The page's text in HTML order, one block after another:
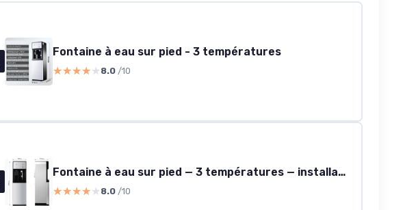
Fontaine à eau sur pied - 3 températures
★★★★★
★★★★★ 8.0 /10
Fontaine à eau sur pied — 3 températures — installation rapide
★★★★★
★★★★★ 8.0 /10